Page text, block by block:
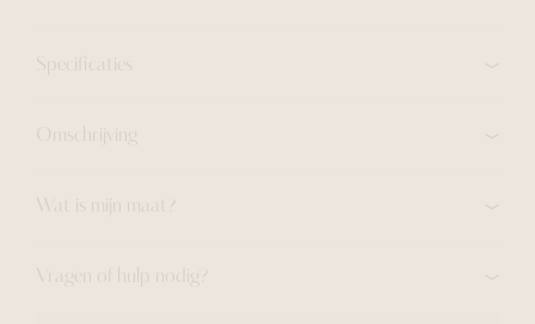
Specificaties
Omschrijving
Wat is mijn maat?
Vragen of hulp nodig?